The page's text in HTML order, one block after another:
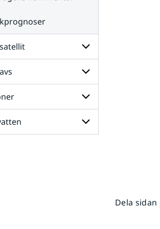
Undersidor
för
Radar
och
satellit
Undersidor
för
Väder
till
havs
Undersidor
för
Dela sidan